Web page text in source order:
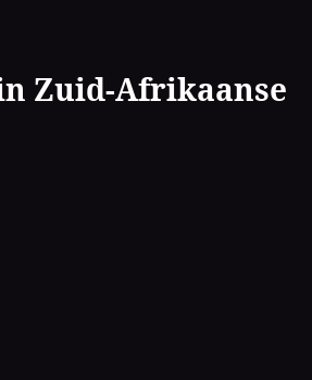
Zuid-Afrikaanse